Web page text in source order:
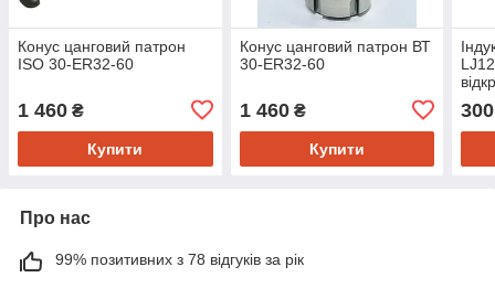
Конус цанговий патрон
ISO 30-ER32-60
1 460 ₴
Купити
Конус цанговий патрон ВТ
30-ER32-60
1 460₴
Купити
300
Про нас
99% позитивних з 78 відгуків за рік